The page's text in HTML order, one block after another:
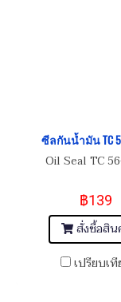
ซีลกันน้ำมัน TC
Oil Seal TC
฿139
สั่งซื้อสิน
เปรียบเ